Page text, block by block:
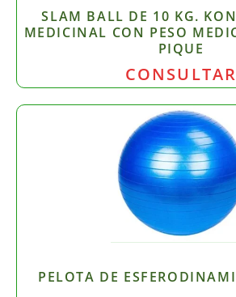
SLAM BALL DE 10 KG.
MEDICINAL CON PESO
PIQUE
CONSULTAR
PELOTA DE